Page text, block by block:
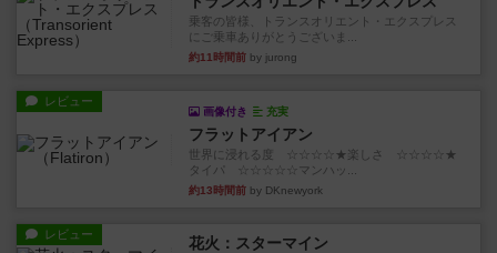
乗客の皆様、トランスオリエント・エクスプレス
にご乗車ありがとうございま...
約11時間前 by jurong
レビュー
画像付き 充実
フラットアイアン
世界に浸れる度 ☆☆☆☆★楽しさ ☆☆☆☆★
タイパ ☆☆☆☆☆マンハッ...
約13時間前 by DKnewyork
レビュー 花火：スターマイン